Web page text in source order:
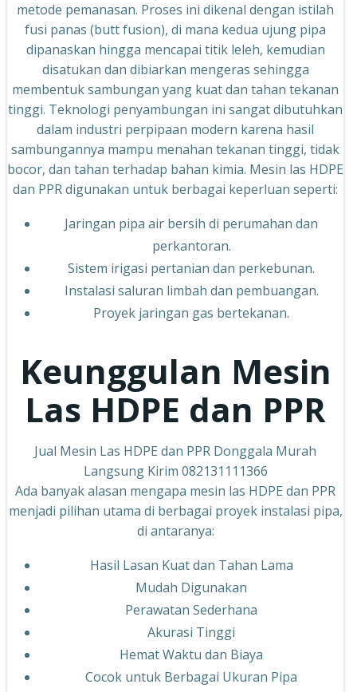
metode pemanasan. Proses ini dikenal dengan istilah
fusi panas (butt fusion), di mana kedua ujung pipa
dipanaskan hingga mencapai titik leleh, kemudian
disatukan dan dibiarkan mengeras sehingga
membentuk sambungan yang kuat dan tahan tekanan
tinggi. Teknologi penyambungan ini sangat dibutuhkan
dalam industri perpipaan modern karena hasil
sambungannya mampu menahan tekanan tinggi, tidak
bocor, dan tahan terhadap bahan kimia. Mesin las HDPE
dan PPR digunakan untuk berbagai keperluan seperti:
Jaringan pipa air bersih di perumahan dan
perkantoran.
Sistem irigasi pertanian dan perkebunan.
Instalasi saluran limbah dan pembuangan.
Proyek jaringan gas bertekanan.
Keunggulan Mesin
Las HDPE dan PPR
Jual Mesin Las HDPE dan PPR Donggala Murah
Langsung Kirim 082131111366
Ada banyak alasan mengapa mesin las HDPE dan PPR
menjadi pilihan utama di berbagai proyek instalasi pipa,
di antaranya:
Hasil Lasan Kuat dan Tahan Lama
Mudah Digunakan
Perawatan Sederhana
Akurasi Tinggi
Hemat Waktu dan Biaya
Cocok untuk Berbagai Ukuran Pipa